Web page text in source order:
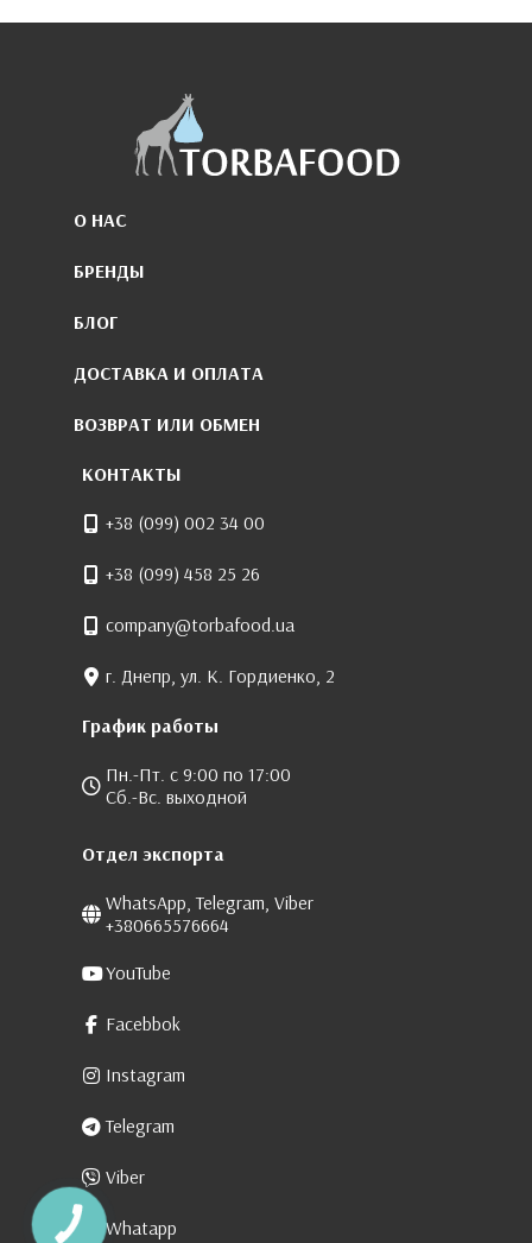
О НАС
БРЕНДЫ
БЛОГ
ДОСТАВКА И ОПЛАТА
ВОЗВРАТ ИЛИ ОБМЕН
КОНТАКТЫ
+38 (099) 002 34 00
+38 (099) 458 25 26
company@torbafood.ua
г. Днепр, ул. К. Гордиенко, 2
График работы
Пн.-Пт. с 9:00 по 17:00
Сб.-Вс. выходной
Отдел экспорта
WhatsApp, Telegram, Viber
+380665576664
YouTube
Facebbok
Instagram
Telegram
Viber
Whatapp
КНОПКА
ЗВ'ЯЗКУ